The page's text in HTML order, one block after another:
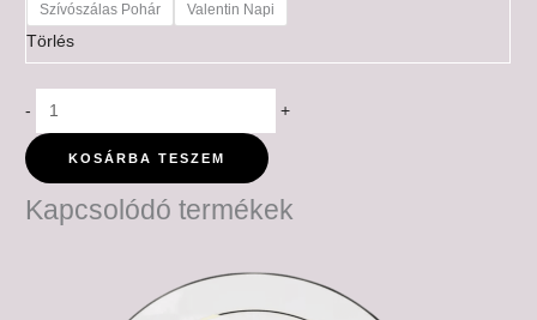
Szívószálas Pohár
Valentin Napi
Törlés
- +
KOSÁRBA TESZEM
Kapcsolódó termékek
-